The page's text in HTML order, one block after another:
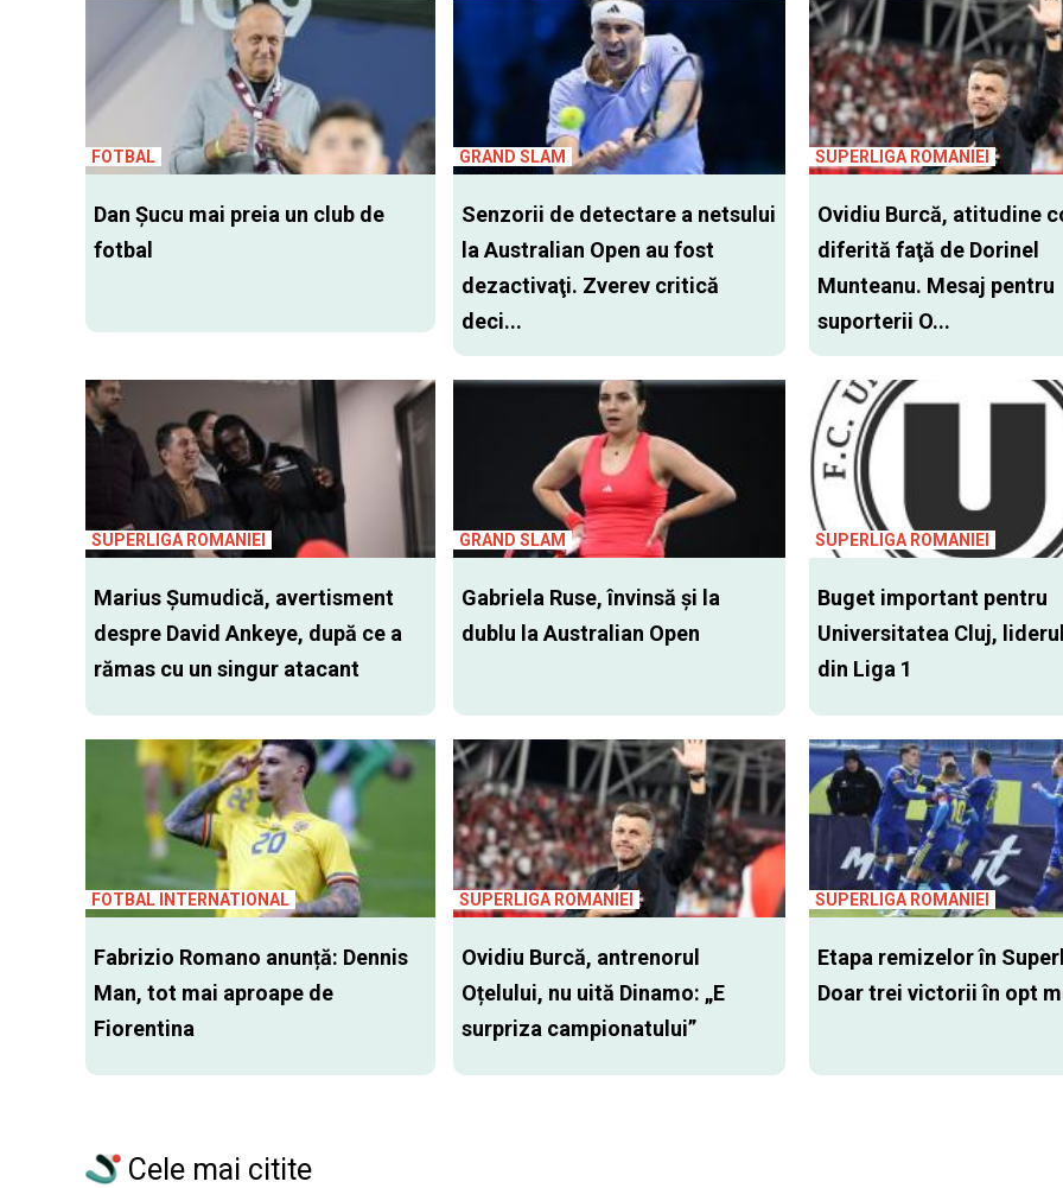
FOTBAL
Dan Şucu mai preia un club de
fotbal
GRAND SLAM
Senzorii de detectare a netsului
la Australian Open au fost
dezactivaţi. Zverev critică
deci...
SUPERLIGA ROMANIEI
Ovidiu Burcă, atitudine
diferită faţă de Dorinel
Munteanu. Mesaj pentru
suporterii O...
SUPERLIGA ROMANIEI
Marius Şumudică, avertisment
despre David Ankeye, după ce a
rămas cu un singur atacant
GRAND SLAM
Gabriela Ruse, învinsă şi la
dublu la Australian Open
SUPERLIGA ROMANIEI
Buget important pentru
Universitatea Cluj,
din Liga 1
FOTBAL INTERNATIONAL
Fabrizio Romano anunță: Dennis
Man, tot mai aproape de
Fiorentina
SUPERLIGA ROMANIEI
Ovidiu Burcă, antrenorul
Oțelului, nu uită Dinamo: „E
surpriza campionatului”
SUPERLIGA ROMANIEI
Etapa remizelor în
Doar trei victorii în opt
Cele mai citite